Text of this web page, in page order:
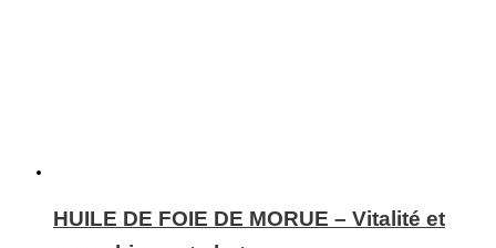
HUILE DE FOIE DE MORUE – Vitalité et